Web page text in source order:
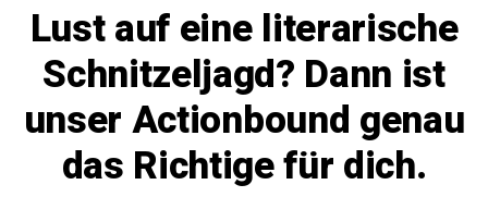
Lust auf eine literarische
Schnitzeljagd? Dann ist
unser Actionbound genau
das Richtige für dich.